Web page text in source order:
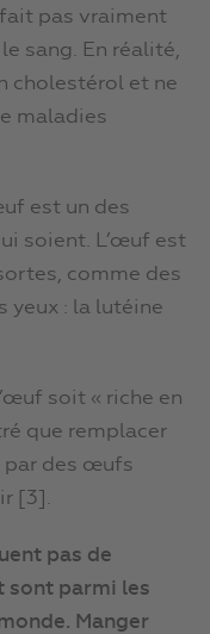
pas vraiment
sang. En réalité,
cholestérol et ne
maladies
est un des
soient. L’œuf est
comme des
yeux : la lutéine
soit « riche en
que remplacer
par des œufs
[3].
pas de
sont parmi les
Manger